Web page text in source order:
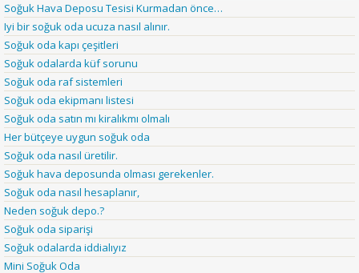
Soğuk Hava Deposu Tesisi Kurmadan önce…
Iyi bir soğuk oda ucuza nasıl alınır.
Soğuk oda kapı çeşitleri
Soğuk odalarda küf sorunu
Soğuk oda raf sistemleri
Soğuk oda ekipmanı listesi
Soğuk oda satın mı kiralıkmı olmalı
Her bütçeye uygun soğuk oda
Soğuk oda nasıl üretilir.
Soğuk hava deposunda olması gerekenler.
Soğuk oda nasıl hesaplanır,
Neden soğuk depo.?
Soğuk oda siparişi
Soğuk odalarda iddialıyız
Mini Soğuk Oda